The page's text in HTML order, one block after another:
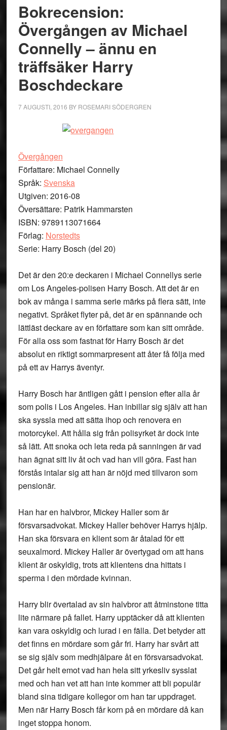
Bokrecension:
Övergången av Michael
Connelly – ännu en
träffsäker Harry
Boschdeckare
7 AUGUSTI, 2016 BY ROSEMARI SÖDERGREN
Övergången
Författare: Michael Connelly
Språk: Svenska
Utgiven: 2016-08
Översättare: Patrik Hammarsten
ISBN: 9789113071664
Förlag: Norstedts
Serie: Harry Bosch (del 20)
Det är den 20:e deckaren i Michael Connellys serie
om Los Angeles-polisen Harry Bosch. Att det är en
bok av många i samma serie märks på flera sätt, inte
negativt. Språket flyter på, det är en spännande och
lättläst deckare av en författare som kan sitt område.
För alla oss som fastnat för Harry Bosch är det
absolut en riktigt sommarpresent att åter få följa med
på ett av Harrys äventyr.
Harry Bosch har äntligen gått i pension efter alla år
som polis i Los Angeles. Han inbillar sig själv att han
ska syssla med att sätta ihop och renovera en
motorcykel. Att hålla sig från polisyrket är dock inte
så lätt. Att snoka och leta reda på sanningen är vad
han ägnat sitt liv åt och vad han vill göra. Fast han
förstås intalar sig att han är nöjd med tillvaron som
pensionär.
Han har en halvbror, Mickey Haller som är
försvarsadvokat. Mickey Haller behöver Harrys hjälp.
Han ska försvara en klient som är åtalad för ett
seuxalmord. Mickey Haller är övertygad om att hans
klient är oskyldig, trots att klientens dna hittats i
sperma i den mördade kvinnan.
Harry blir övertalad av sin halvbror att åtminstone titta
lite närmare på fallet. Harry upptäcker då att klienten
kan vara oskyldig och lurad i en fälla. Det betyder att
det finns en mördare som går fri. Harry har svårt att
se sig själv som medhjälpare åt en försvarsadvokat.
Det går helt emot vad han hela sitt yrkesliv sysslat
med och han vet att han inte kommer att bli populär
bland sina tidigare kollegor om han tar uppdraget.
Men när Harry Bosch får korn på en mördare då kan
inget stoppa honom.